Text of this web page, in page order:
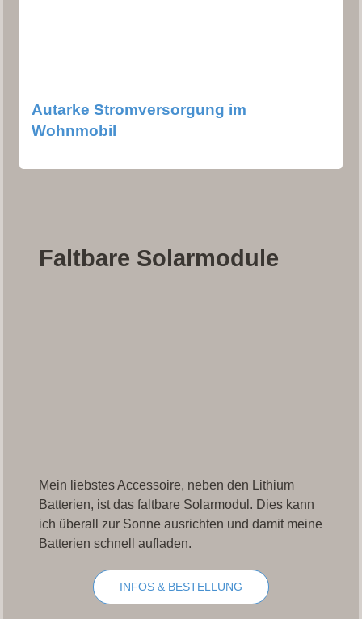
Autarke Stromversorgung im
Wohnmobil
Faltbare Solarmodule
Mein liebstes Accessoire, neben den Lithium
Batterien, ist das faltbare Solarmodul. Dies kann
ich überall zur Sonne ausrichten und damit meine
Batterien schnell aufladen.
INFOS & BESTELLUNG